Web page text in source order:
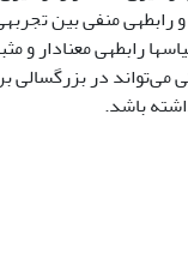
رابطه­ی منفی بین
رابطه­ی معنادار و
می‌تواند در
باشد.